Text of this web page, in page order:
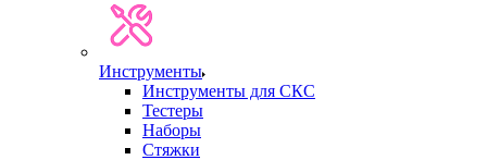
Инструменты
Инструменты для СКС
Тестеры
Наборы
Стяжки